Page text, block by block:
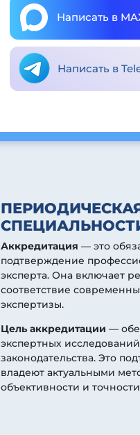
Написать в
Написать в
Аккредитация — это
подтверждение
эксперта. Она включает
соответствие
экспертизы.
Цель аккредитации —
экспертных
законодательства. Это
владеют актуальными
объективности и